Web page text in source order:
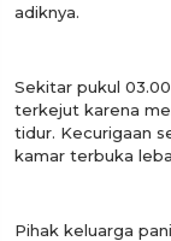
adiknya.
Sekitar pukul
terkejut karena
tidur. Kecurigaan
kamar terbuka
Pihak keluarga